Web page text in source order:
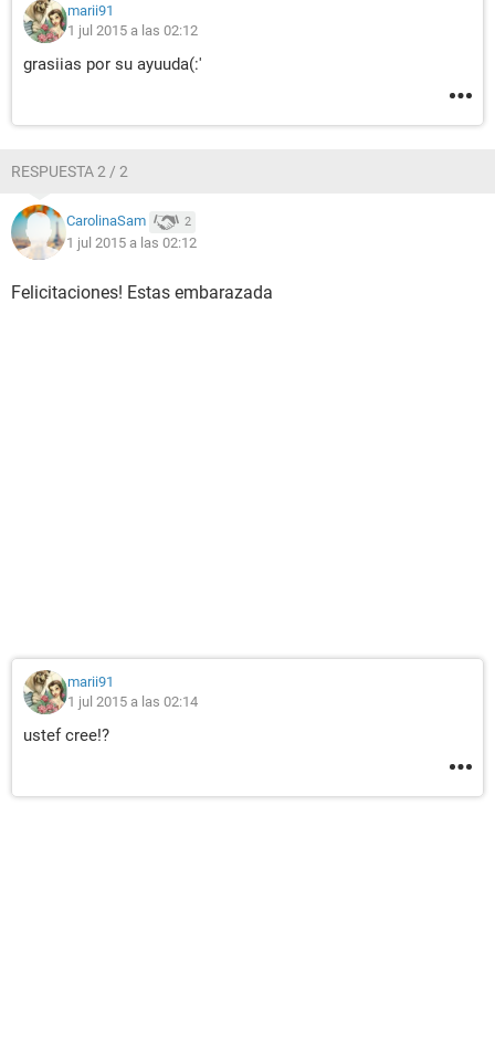
marii91
1 jul 2015 a las 02:12
grasiias por su ayuuda(:'
RESPUESTA 2 / 2
CarolinaSam 2
1 jul 2015 a las 02:12
Felicitaciones! Estas embarazada
marii91
1 jul 2015 a las 02:14
ustef cree!?